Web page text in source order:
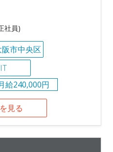
社員)
阪市中央区
IT
給240,000円
見る